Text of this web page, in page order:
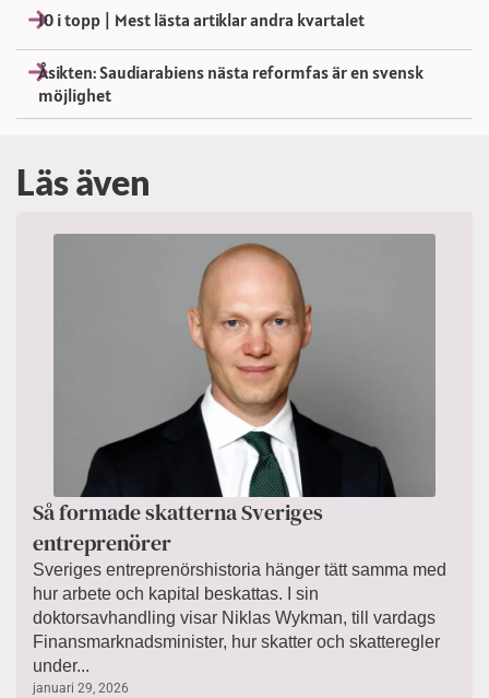
10 i topp | Mest lästa artiklar andra kvartalet
Åsikten: Saudiarabiens nästa reformfas är en svensk
möjlighet
Läs även
Så formade skatterna Sveriges
entreprenörer
Sveriges entreprenörshistoria hänger tätt samma med
hur arbete och kapital beskattas. I sin
doktorsavhandling visar Niklas Wykman, till vardags
Finansmarknadsminister, hur skatter och skatteregler
under...
januari 29, 2026